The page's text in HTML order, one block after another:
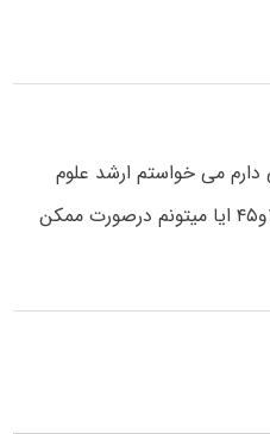
می خواستم ارشد علوم
تربیتی بخونم معدل کارشناسی ۱۳و۴۵ ایا میتونم درصورت ممکن